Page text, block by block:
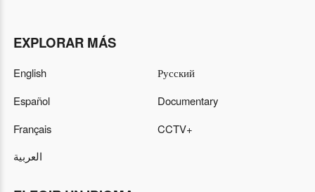
EXPLORAR MÁS
English
Español
Français
العربية
Русский
Documentary
CCTV+